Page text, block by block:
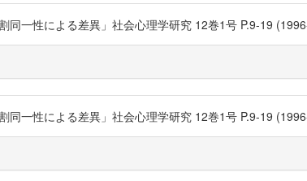
同一性による差異」社会心理学研究 12巻1号 P.9-19
同一性による差異」社会心理学研究 12巻1号 P.9-19